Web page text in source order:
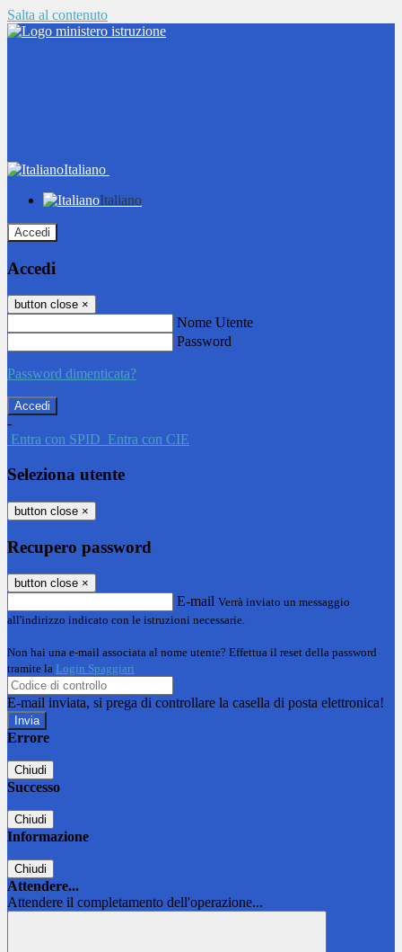
Salta al contenuto
Italiano
Italiano
Accedi
Accedi
button close ×
Nome Utente
Password
Password dimenticata?
-
Entra con SPID Entra con CIE
Seleziona utente
button close ×
Recupero password
button close ×
E-mail Verrà inviato un messaggio
all'indirizzo indicato con le istruzioni necessarie.
Non hai una e-mail associata al nome utente? Effettua il reset della password
tramite la Login Spaggiari
E-mail inviata, si prega di controllare la casella di posta elettronica!
Errore
Chiudi
Successo
Chiudi
Informazione
Chiudi
Attendere...
Attendere il completamento dell'operazione...